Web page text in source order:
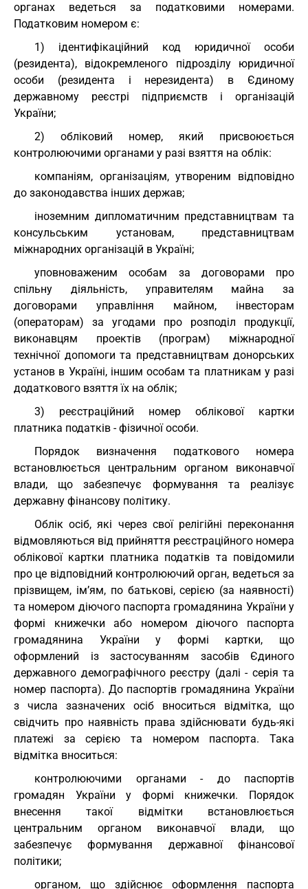
органах ведеться за податковими номерами.
Податковим номером є:
1) ідентифікаційний код юридичної особи
(резидента), відокремленого підрозділу юридичної
особи (резидента і нерезидента) в Єдиному
державному реєстрі підприємств і організацій
України;
2) обліковий номер, який присвоюється
контролюючими органами у разі взяття на облік:
компаніям, організаціям, утвореним відповідно
до законодавства інших держав;
іноземним дипломатичним представництвам та
консульським установам, представництвам
міжнародних організацій в Україні;
уповноваженим особам за договорами про
спільну діяльність, управителям майна за
договорами управління майном, інвесторам
(операторам) за угодами про розподіл продукції,
виконавцям проектів (програм) міжнародної
технічної допомоги та представництвам донорських
установ в Україні, іншим особам та платникам у разі
додаткового взяття їх на облік;
3) реєстраційний номер облікової картки
платника податків - фізичної особи.
Порядок визначення податкового номера
встановлюється центральним органом виконавчої
влади, що забезпечує формування та реалізує
державну фінансову політику.
Облік осіб, які через свої релігійні переконання
відмовляються від прийняття реєстраційного номера
облікової картки платника податків та повідомили
про це відповідний контролюючий орган, ведеться за
прізвищем, ім’ям, по батькові, серією (за наявності)
та номером діючого паспорта громадянина України у
формі книжечки або номером діючого паспорта
громадянина України у формі картки, що
оформлений із застосуванням засобів Єдиного
державного демографічного реєстру (далі - серія та
номер паспорта). До паспортів громадянина України
з числа зазначених осіб вноситься відмітка, що
свідчить про наявність права здійснювати будь-які
платежі за серією та номером паспорта. Така
відмітка вноситься:
контролюючими органами - до паспортів
громадян України у формі книжечки. Порядок
внесення такої відмітки встановлюється
центральним органом виконавчої влади, що
забезпечує формування державної фінансової
політики;
органом, що здійснює оформлення паспорта